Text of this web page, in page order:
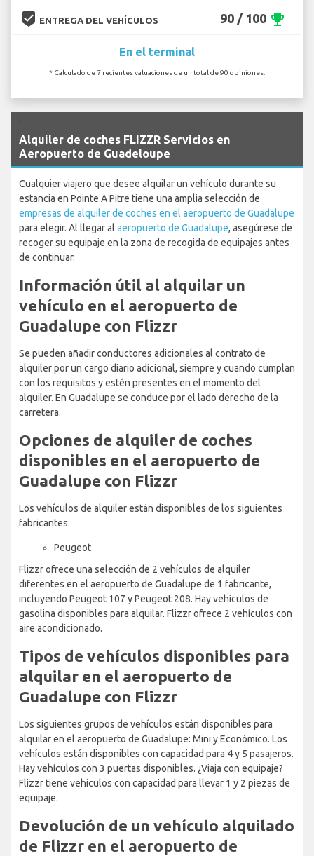
beenhere ENTREGA DEL VEHÍCULOS 90 / 100 emoji_events
En el terminal
* Calculado de 7 recientes valuaciones de un total de 90 opiniones.
Alquiler de coches FLIZZR Servicios en
Aeropuerto de Guadeloupe
Cualquier viajero que desee alquilar un vehículo durante su
estancia en Pointe A Pitre tiene una amplia selección de
empresas de alquiler de coches en el aeropuerto de Guadalupe
para elegir. Al llegar al aeropuerto de Guadalupe, asegúrese de
recoger su equipaje en la zona de recogida de equipajes antes
de continuar.
Información útil al alquilar un
vehículo en el aeropuerto de
Guadalupe con Flizzr
Se pueden añadir conductores adicionales al contrato de
alquiler por un cargo diario adicional, siempre y cuando cumplan
con los requisitos y estén presentes en el momento del
alquiler. En Guadalupe se conduce por el lado derecho de la
carretera.
Opciones de alquiler de coches
disponibles en el aeropuerto de
Guadalupe con Flizzr
Los vehículos de alquiler están disponibles de los siguientes
fabricantes:
Peugeot
Flizzr ofrece una selección de 2 vehículos de alquiler
diferentes en el aeropuerto de Guadalupe de 1 fabricante,
incluyendo Peugeot 107 y Peugeot 208. Hay vehículos de
gasolina disponibles para alquilar. Flizzr ofrece 2 vehículos con
aire acondicionado.
Tipos de vehículos disponibles para
alquilar en el aeropuerto de
Guadalupe con Flizzr
Los siguientes grupos de vehículos están disponibles para
alquilar en el aeropuerto de Guadalupe: Mini y Económico. Los
vehículos están disponibles con capacidad para 4 y 5 pasajeros.
Hay vehículos con 3 puertas disponibles. ¿Viaja con equipaje?
Flizzr tiene vehículos con capacidad para llevar 1 y 2 piezas de
equipaje.
Devolución de un vehículo alquilado
de Flizzr en el aeropuerto de